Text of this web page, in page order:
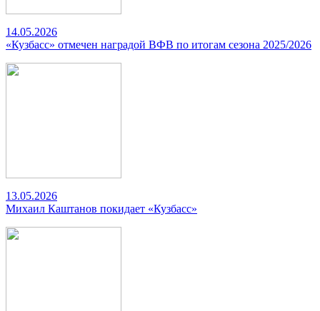
14.05.2026
«Кузбасс» отмечен наградой ВФВ по итогам сезона 2025/2026
13.05.2026
Михаил Каштанов покидает «Кузбасс»